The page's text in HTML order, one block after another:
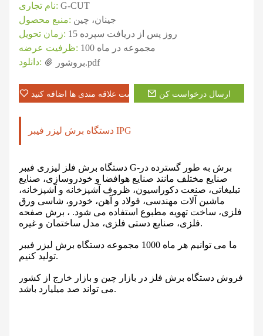
نام تجاری: G-CUT
منبع محصول: جینان، چین
زمان تحویل:
15 روز پس از دریافت سپرده
ظرفیت عرضه:
100 مجموعه در ماه
دانلود:
بروشور.pdf
به لیست علاقه مندی ها اضافه کنید ارسال درخواست کن
دستگاه برش لیزر فیبر IPG
دستگاه برش فلز لیزری فیبر G-برش به طور گسترده در
صنایع مختلف مانند صنایع هوافضا و خودروسازی، صنایع
تبلیغاتی، صنعت دکوراسیون، ظروف آشپزخانه و آشپزخانه،
ماشین آلات مهندسی، فولاد و آهن، خودرو، شاسی ورق
فلزی، ساخت تهویه مطبوع استفاده می شود. ، برش صفحه
فلزی، صنایع دستی فلزی، مدل ساختمان و غیره.
ما می توانیم هر ماه 1000 مجموعه دستگاه برش لیزر فیبر
تولید کنیم.
فروش دستگاه برش فلز در بازار چین و بازار خارج از کشور
می تواند صد میلیارد باشد.